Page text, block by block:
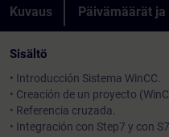
Kuvaus Päivämäärät
Sisältö
• Introducción Sistema WinCC.
• Creación de un proyecto
• Referencia cruzada.
• Integración con Step7 y con